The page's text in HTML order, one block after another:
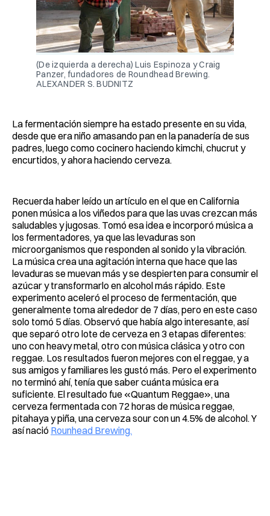
(De izquierda a derecha) Luis Espinoza y Craig
Panzer, fundadores de Roundhead Brewing.
ALEXANDER S. BUDNITZ
La fermentación siempre ha estado presente en su vida,
desde que era niño amasando pan en la panadería de sus
padres, luego como cocinero haciendo kimchi, chucrut y
encurtidos, y ahora haciendo cerveza.
Recuerda haber leído un artículo en el que en California
ponen música a los viñedos para que las uvas crezcan más
saludables y jugosas. Tomó esa idea e incorporó música a
los fermentadores, ya que las levaduras son
microorganismos que responden al sonido y la vibración.
La música crea una agitación interna que hace que las
levaduras se muevan más y se despierten para consumir el
azúcar y transformarlo en alcohol más rápido. Este
experimento aceleró el proceso de fermentación, que
generalmente toma alrededor de 7 días, pero en este caso
solo tomó 5 días. Observó que había algo interesante, así
que separó otro lote de cerveza en 3 etapas diferentes:
uno con heavy metal, otro con música clásica y otro con
reggae. Los resultados fueron mejores con el reggae, y a
sus amigos y familiares les gustó más. Pero el experimento
no terminó ahí, tenía que saber cuánta música era
suficiente. El resultado fue «Quantum Reggae», una
cerveza fermentada con 72 horas de música reggae,
pitahaya y piña, una cerveza sour con un 4.5% de alcohol. Y
así nació Rounhead Brewing.